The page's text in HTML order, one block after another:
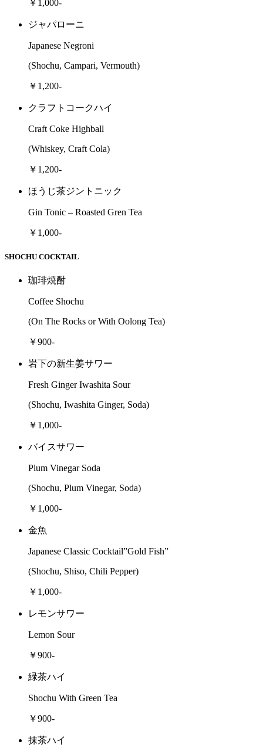
￥1,000-
ジャパローニ
Japanese Negroni
(Shochu, Campari, Vermouth)
￥1,200-
クラフトコークハイ
Craft Coke Highball
(Whiskey, Craft Cola)
￥1,200-
ほうじ茶ジントニック
Gin Tonic – Roasted Gren Tea
￥1,000-
SHOCHU COCKTAIL
珈琲焼酎
Coffee Shochu
(On The Rocks or With Oolong Tea)
￥900-
岩下の新生姜サワー
Fresh Ginger Iwashita Sour
(Shochu, Iwashita Ginger, Soda)
￥1,000-
バイスサワー
Plum Vinegar Soda
(Shochu, Plum Vinegar, Soda)
￥1,000-
金魚
Japanese Classic Cocktail”Gold Fish”
(Shochu, Shiso, Chili Pepper)
￥1,000-
レモンサワー
Lemon Sour
￥900-
緑茶ハイ
Shochu With Green Tea
￥900-
抹茶ハイ